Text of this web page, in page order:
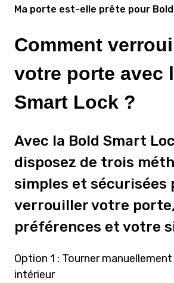
Ma porte est-elle prête pour Bold
Comment
votre porte avec
Smart Lock ?
Avec la Bold Smart
disposez de trois
simples et sécurisées
verrouiller votre
préférences et votre
Option 1 : Tourner
intérieur